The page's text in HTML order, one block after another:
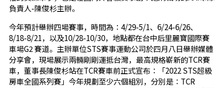
負責人-陳俊杉主辦。
今年預計舉辦四場賽事，時間為：4/29-5/1、6/24-6/26、
8/18-8/21，以及10/28-10/30，地點都在台中后里麗寶國際賽
車場G2 賽道。主辦單位STS賽事運動公司於四月八日舉辦媒體
分享會，現場展示兩輛剛剛運抵台灣，最高規格嶄新的TCR賽
車，董事長陳俊杉站在TCR賽車前正式宣布：「2022 STS超級
房車全國系列賽」今年規劃至少六個組別，分別是：TCR